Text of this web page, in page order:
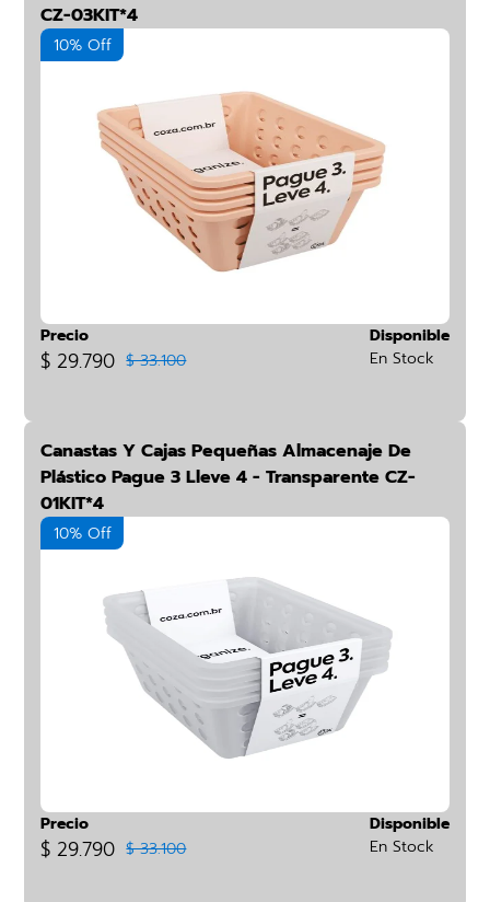
CZ-03KIT*4
10% Off
Precio
$ 29.790 $ 33.100
Disponible
En Stock
Canastas Y Cajas Pequeñas Almacenaje De
Plástico Pague 3 Lleve 4 - Transparente CZ-
01KIT*4
10% Off
Precio
$ 29.790 $ 33.100
Disponible
En Stock